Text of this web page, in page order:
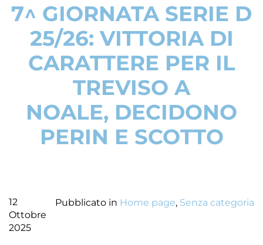
7^ GIORNATA SERIE D
25/26: VITTORIA DI
CARATTERE PER IL
TREVISO A
NOALE, DECIDONO
PERIN E SCOTTO
12
Ottobre
2025
Pubblicato in Home page, Senza categoria